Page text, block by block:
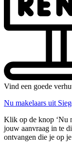
Vind een goede
Nu makelaars uit
Klik op de knop ‘Nu
jouw aanvraag in te
ontvangen die je op